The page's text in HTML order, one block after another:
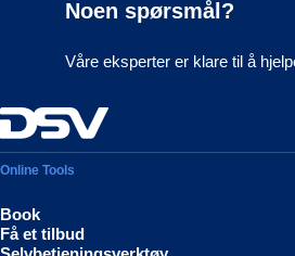
Noen spørsmål?
Våre eksperter er klare til å
Online Tools
Book
Få et tilbud